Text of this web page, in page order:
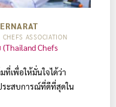
ASSOCIATION
Chefs
เพื่อให้มั่นใจได้ว่า
ระสบการณ์ที่ดีที่สุดใน